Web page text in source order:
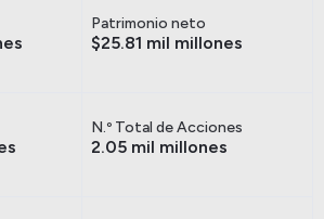
Patrimonio neto
$25.81 mil millones
N.º Total de Acciones
2.05 mil millones